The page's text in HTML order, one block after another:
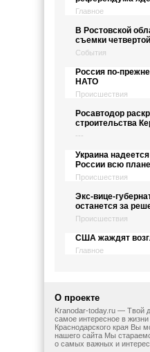
Главное
В Ростовской
съемки
События
Россия по-
НАТО
Происшествия
Росавтодор
строительства
---
Украина
России всю
Происшествия
Экс-вице-
останется за
Происшествия
США жаждят
Главное
О проекте
Kranodar-today.ru — Твой
самое интересное в
Краснодарского края Вы
нашего сайта Мы
о самых важных и